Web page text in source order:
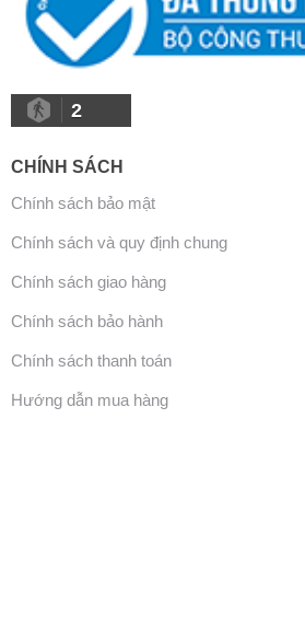
2
CHÍNH SÁCH
Chính sách bảo mật
Chính sách và quy định chung
Chính sách giao hàng
Chính sách bảo hành
Chính sách thanh toán
Hướng dẫn mua hàng